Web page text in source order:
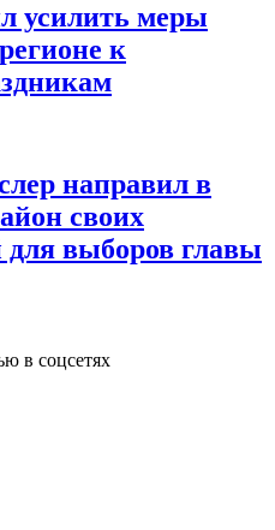
усилить меры
к
направил в
своих
для выборов главы
в соцсетях